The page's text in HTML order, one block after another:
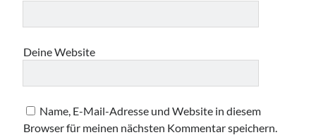
Deine Website
Name, E-Mail-Adresse und Website in diesem
Browser für meinen nächsten Kommentar speichern.